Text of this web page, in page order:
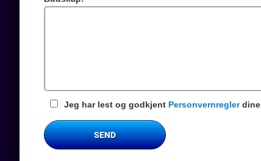
felt
Jeg har lest og godkjent Personvernregler
SEND